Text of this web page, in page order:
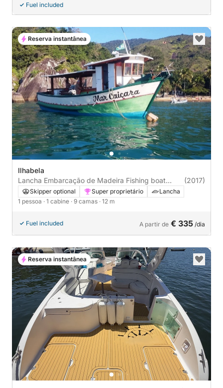
Fuel included
Ilhabela
Lancha Embarcação de Madeira Fishing boat
115cv
(2017)
Skipper optional Super proprietário
Lancha
1 pessoa · 1 cabine · 9 camas · 12 m
Fuel included A partir de € 335 /dia
Reserva instantânea
Reserva instantânea